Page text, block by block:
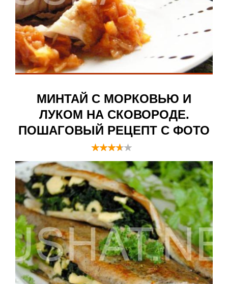
МИНТАЙ С МОРКОВЬЮ И
ЛУКОМ НА СКОВОРОДЕ.
ПОШАГОВЫЙ РЕЦЕПТ С ФОТО